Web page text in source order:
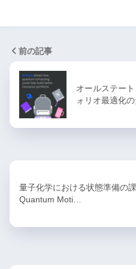
前の記事
オールステー
ォリオ最適化
量子化学における状態準備の
Quantum Moti…